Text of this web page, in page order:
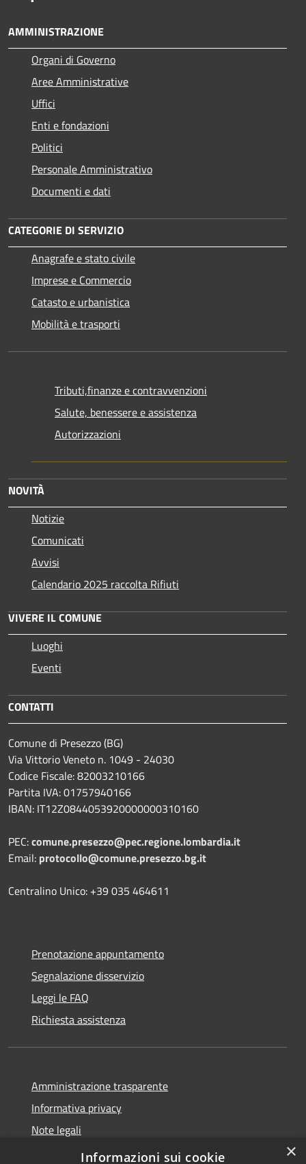
AMMINISTRAZIONE
Organi di Governo
Aree Amministrative
Uffici
Enti e fondazioni
Politici
Personale Amministrativo
Documenti e dati
CATEGORIE DI SERVIZIO
Anagrafe e stato civile
Imprese e Commercio
Catasto e urbanistica
Mobilità e trasporti
Tributi,finanze e contravvenzioni
Salute, benessere e assistenza
Autorizzazioni
NOVITÀ
Notizie
Comunicati
Avvisi
Calendario 2025 raccolta Rifiuti
VIVERE IL COMUNE
Luoghi
Eventi
CONTATTI
Comune di Presezzo (BG)
Via Vittorio Veneto n. 1049 - 24030
Codice Fiscale: 82003210166
Partita IVA: 01757940166
IBAN: IT12Z0844053920000000310160
PEC:comune.presezzo@pec.regione.lombardia.it
Email: protocollo@comune.presezzo.bg.it
Centralino Unico: +39 035 464611
Prenotazione appuntamento
Segnalazione disservizio
Leggi le FAQ
Richiesta assistenza
Amministrazione trasparente
Informativa privacy
Note legali
Dichiarazione di accessibilità
×
Informazioni sui cookie